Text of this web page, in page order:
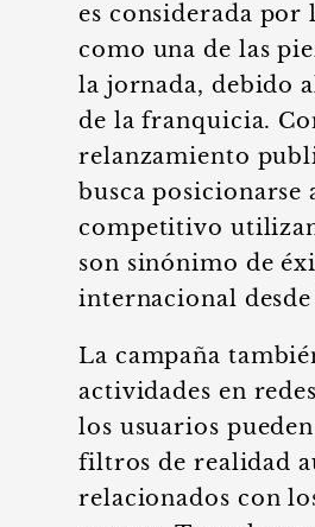
es considerada por
como una de las
la jornada, debido
de la franquicia.
relanzamiento
busca posicionarse
competitivo
son sinónimo de
internacional desde
La campaña
actividades en
los usuarios
filtros de realidad
relacionados con